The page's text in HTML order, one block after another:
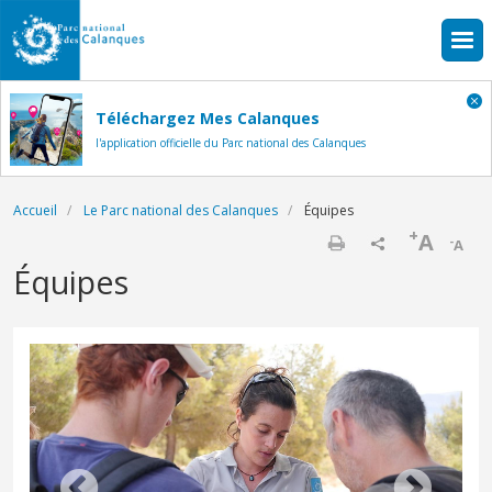
Aller au contenu principal
Téléchargez Mes Calanques
l'application officielle du Parc national des Calanques
Fil d'Ariane
Accueil Le Parc national des Calanques Équipes
-A
+A
Équipes